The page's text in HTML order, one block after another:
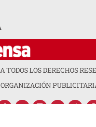
TODOS LOS DERECHOS
ORGANIZACIÓN